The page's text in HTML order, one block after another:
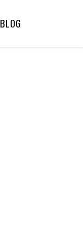
BLOG